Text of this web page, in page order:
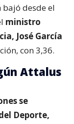
bajó desde el
ministro
José García
con 3,36.
Attalus
se
Deporte,